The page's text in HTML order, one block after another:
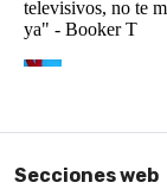
Secciones web